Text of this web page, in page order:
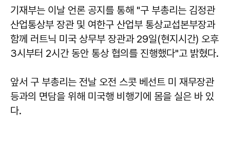
기재부는 이날 언론 공지를 통해 "구 부총리는 김정관
산업통상부 장관 및 여한구 산업부 통상교섭본부장과
함께 러트닉 미국 상무부 장관과 29일(현지시간) 오후
3시부터 2시간 동안 통상 협의를 진행했다"고 밝혔다.
앞서 구 부총리는 전날 오전 스콧 베선트 미 재무장관
등과의 면담을 위해 미국행 비행기에 몸을 실은 바 있
다.